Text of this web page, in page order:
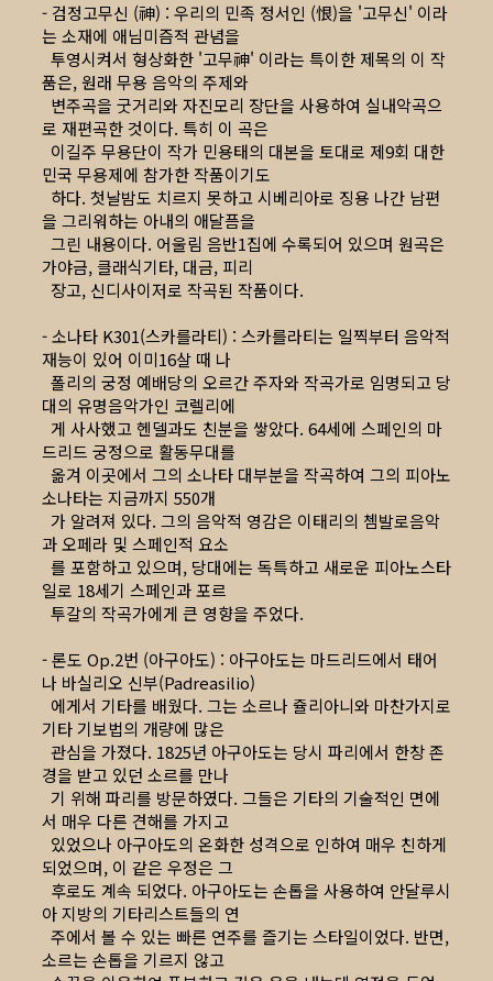
- 검정고무신 (神) : 우리의 민족 정서인 (恨)을 '고무신' 이라
는 소재에 애님미즘적 관념을
투영시켜서 형상화한 '고무神' 이라는 특이한 제목의 이 작
품은, 원래 무용 음악의 주제와
변주곡을 굿거리와 자진모리 장단을 사용하여 실내악곡으
로 재편곡한 것이다. 특히 이 곡은
이길주 무용단이 작가 민용태의 대본을 토대로 제9회 대한
민국 무용제에 참가한 작품이기도
하다. 첫날밤도 치르지 못하고 시베리아로 징용 나간 남편
을 그리워하는 아내의 애달픔을
그린 내용이다. 어울림 음반1집에 수록되어 있으며 원곡은
가야금, 클래식기타, 대금, 피리
장고, 신디사이저로 작곡된 작품이다.
- 소나타 K301(스카를라티) : 스카를라티는 일찍부터 음악적
재능이 있어 이미16살 때 나
폴리의 궁정 예배당의 오르간 주자와 작곡가로 임명되고 당
대의 유명음악가인 코렐리에
게 사사했고 헨델과도 친분을 쌓았다. 64세에 스페인의 마
드리드 궁정으로 활동무대를
옮겨 이곳에서 그의 소나타 대부분을 작곡하여 그의 피아노
소나타는 지금까지 550개
가 알려져 있다. 그의 음악적 영감은 이태리의 쳄발로음악
과 오페라 및 스페인적 요소
를 포함하고 있으며, 당대에는 독특하고 새로운 피아노스타
일로 18세기 스페인과 포르
투갈의 작곡가에게 큰 영향을 주었다.
- 론도 Op.2번 (아구아도) : 아구아도는 마드리드에서 태어
나 바실리오 신부(Padreasilio)
에게서 기타를 배웠다. 그는 소르나 쥴리아니와 마찬가지로
기타 기보법의 개량에 많은
관심을 가졌다. 1825년 아구아도는 당시 파리에서 한창 존
경을 받고 있던 소르를 만나
기 위해 파리를 방문하였다. 그들은 기타의 기술적인 면에
서 매우 다른 견해를 가지고
있었으나 아구아도의 온화한 성격으로 인하여 매우 친하게
되었으며, 이 같은 우정은 그
후로도 계속 되었다. 아구아도는 손톱을 사용하여 안달루시
아 지방의 기타리스트들의 연
주에서 볼 수 있는 빠른 연주를 즐기는 스타일이었다. 반면,
소르는 손톱을 기르지 않고